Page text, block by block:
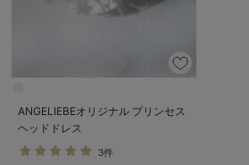
ANGELIEBEオリジナル プリンセス
ヘッドドレス
3件